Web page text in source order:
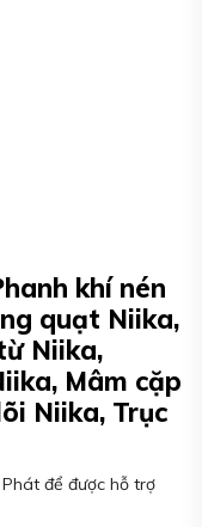
khí nén
quạt Niika,
Niika,
Mâm cặp
Niika, Trục
để được hỗ trợ